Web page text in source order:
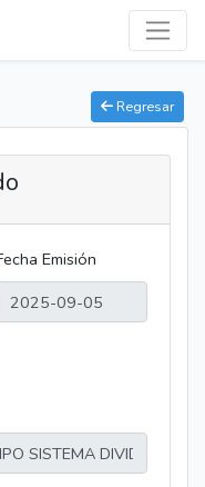
Regresar
Emisión